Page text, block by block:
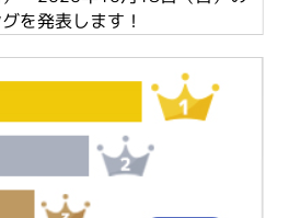
を発表します！